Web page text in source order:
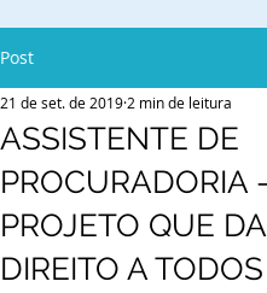
Post
ASSISTENTE DE
PROCURADORIA
PROJETO QUE
DIREITO A
21 de set. de 2019 2 min de leitura